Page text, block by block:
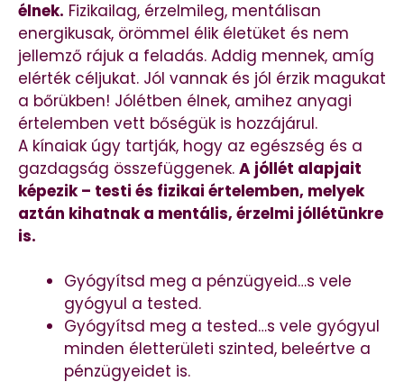
élnek. Fizikailag, érzelmileg, mentálisan
energikusak, örömmel élik életüket és nem
jellemző rájuk a feladás. Addig mennek, amíg
elérték céljukat. Jól vannak és jól érzik magukat
a bőrükben! Jólétben élnek, amihez anyagi
értelemben vett bőségük is hozzájárul.
A kínaiak úgy tartják, hogy az egészség és a
gazdagság összefüggenek. A jóllét alapjait
képezik – testi és fizikai értelemben, melyek
aztán kihatnak a mentális, érzelmi jóllétünkre
is.
Gyógyítsd meg a pénzügyeid…s vele
gyógyul a tested.
Gyógyítsd meg a tested…s vele gyógyul
minden életterületi szinted, beleértve a
pénzügyeidet is.